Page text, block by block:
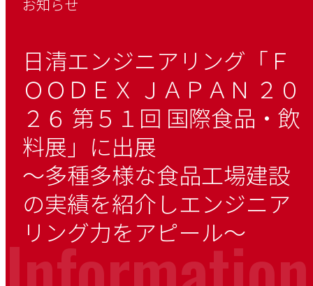
日清エンジニアリング「Ｆ
ＯＯＤＥＸ ＪＡＰＡＮ ２０
２６ 第５１回 国際食品・飲
料展」に出展
～多種多様な食品工場建設
の実績を紹介しエンジニア
リング力をアピール～
お知らせ